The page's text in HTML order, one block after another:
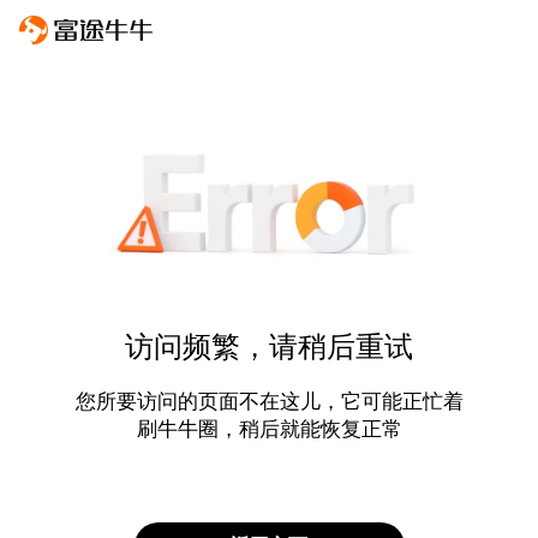
访问频繁，请稍后重试
您所要访问的页面不在这儿，它可能正忙着
刷牛牛圈，稍后就能恢复正常